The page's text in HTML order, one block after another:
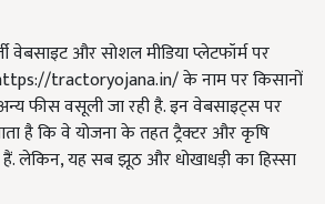
और सोशल मीडिया प्लेटफॉर्म पर
https://tractoryojana.in/ के नाम पर किसानों
फीस वसूली जा रही है. इन वेबसाइट्स पर
है कि वे योजना के तहत ट्रैक्टर और कृषि
लेकिन, यह सब झूठ और धोखाधड़ी का हिस्सा